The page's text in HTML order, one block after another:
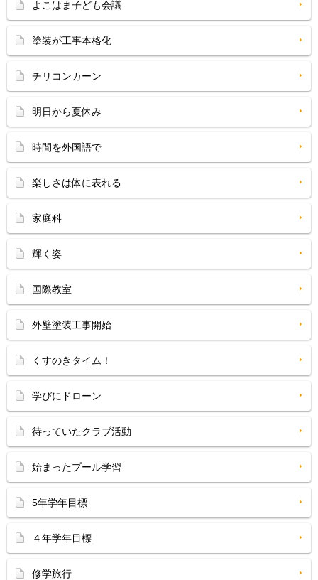
よこはま子ども会議
塗装が工事本格化
チリコンカーン
明日から夏休み
時間を外国語で
楽しさは体に表れる
家庭科
輝く姿
国際教室
外壁塗装工事開始
くすのきタイム！
学びにドローン
待っていたクラブ活動
始まったプール学習
5年学年目標
４年学年目標
修学旅行